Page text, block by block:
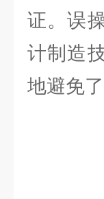
证。误
计制造
地避免了